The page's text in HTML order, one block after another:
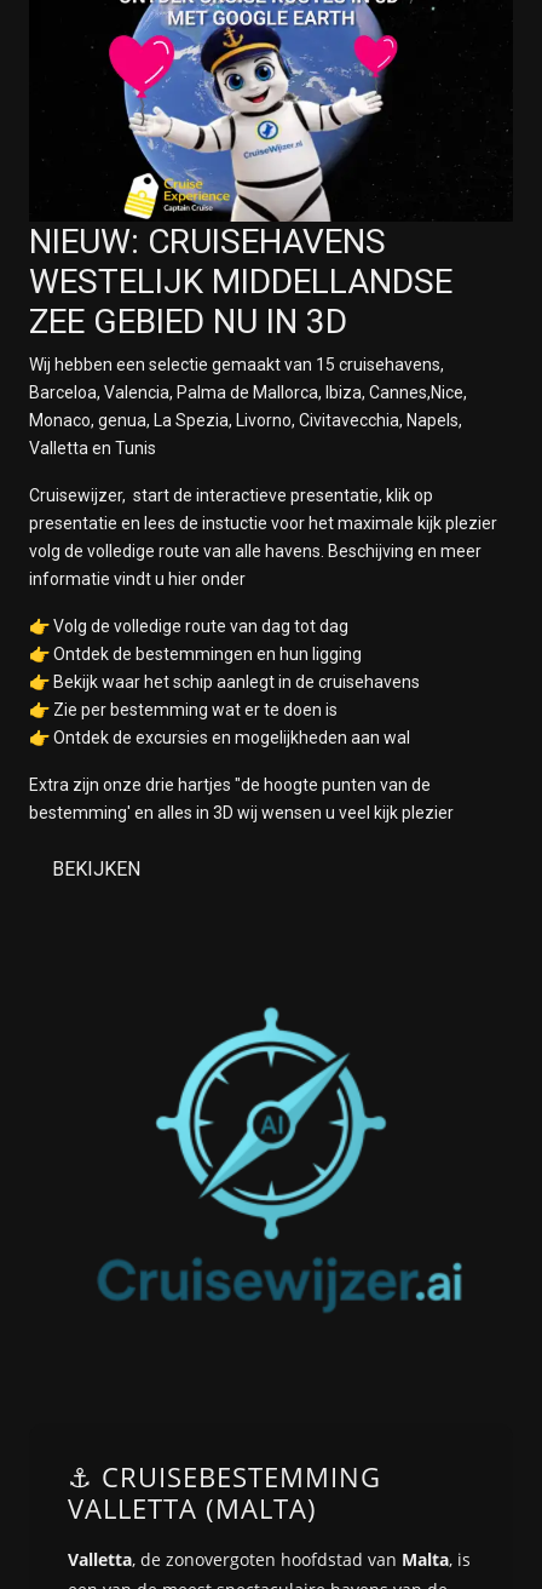
NIEUW: CRUISEHAVENS
WESTELIJK MIDDELLANDSE
ZEE GEBIED NU IN 3D
Wij hebben een selectie gemaakt van 15 cruisehavens,
Barceloa, Valencia, Palma de Mallorca, Ibiza, Cannes,Nice,
Monaco, genua, La Spezia, Livorno, Civitavecchia, Napels,
Valletta en Tunis
Cruisewijzer, start de interactieve presentatie, klik op
presentatie en lees de instuctie voor het maximale kijk plezier
volg de volledige route van alle havens. Beschijving en meer
informatie vindt u hier onder
👉 Volg de volledige route van dag tot dag
👉 Ontdek de bestemmingen en hun ligging
👉 Bekijk waar het schip aanlegt in de cruisehavens
👉 Zie per bestemming wat er te doen is
👉 Ontdek de excursies en mogelijkheden aan wal
Extra zijn onze drie hartjes "de hoogte punten van de
bestemming' en alles in 3D wij wensen u veel kijk plezier
BEKIJKEN
⚓ CRUISEBESTEMMING
VALLETTA (MALTA)
Valletta, de zonovergoten hoofdstad van Malta, is